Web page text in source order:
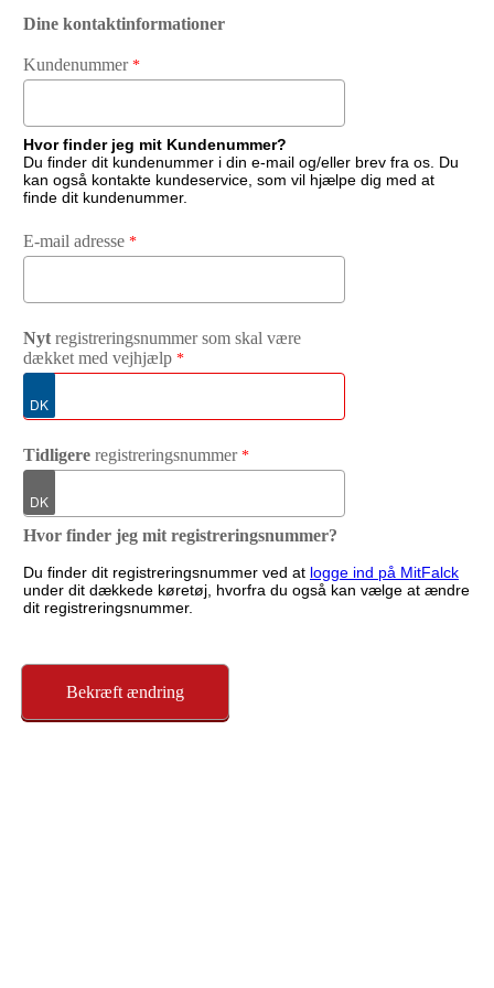
Dine kontaktinformationer
Kundenummer
Hvor finder jeg mit Kundenummer?
Du finder dit kundenummer i din e-mail og/eller brev fra os. Du
kan også kontakte kundeservice, som vil hjælpe dig med at
finde dit kundenummer.
E-mail adresse
Nyt registreringsnummer som skal være
dækket med vejhjælp
Tidligere registreringsnummer
Hvor finder jeg mit registreringsnummer?
Du finder dit registreringsnummer ved at logge ind på MitFalck
under dit dækkede køretøj, hvorfra du også kan vælge at ændre
dit registreringsnummer.